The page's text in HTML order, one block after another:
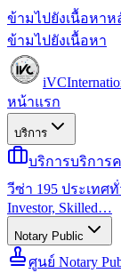
ข้ามไปยังเนื้อหาห
ข้ามไปยังเนื้อหา
iVC
หน้าแรก
บริการ
บริการบริการ
วีซ่า 195 ประเทศ
Investor, Skilled…
Notary Public
ศูนย์ Notary